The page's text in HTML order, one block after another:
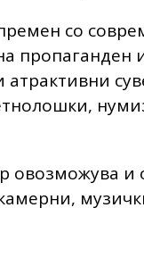
со
пропаганден
атрактивни
овозможува